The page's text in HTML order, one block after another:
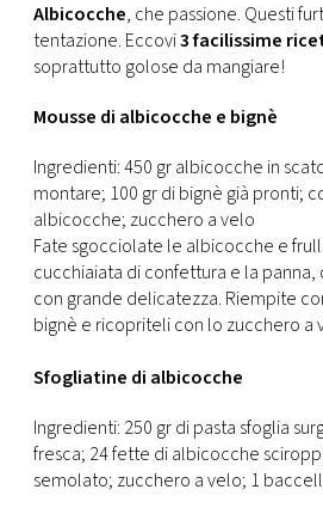
RMC
Albicocche, che passione. Questi
tentazione. Eccovi3 facilissime
soprattutto golose da mangiare!
Mousse di albicocche e bignè
Ingredienti: 450 gr albicocche in
montare; 100 gr di bignè già pronti;
albicocche; zucchero a velo
Fate sgocciolate le albicocche e
cucchiaiata di confettura e la
con grande delicatezza. Riempite
bignè e ricopriteli con lo zucchero a
Sfogliatine di albicocche
Ingredienti: 250 gr di pasta sfoglia
fresca; 24 fette di albicocche
semolato; zucchero a velo; 1